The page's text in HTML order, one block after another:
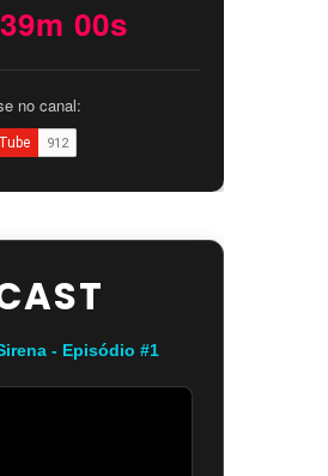
59s
no canal:
- Episódio #1